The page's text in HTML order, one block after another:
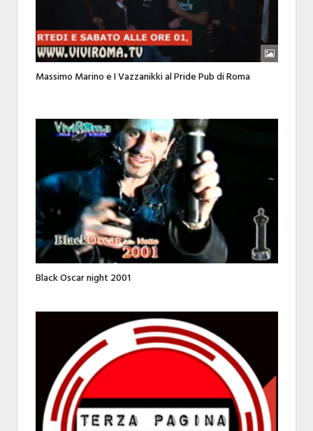
Massimo Marino e I Vazzanikki al Pride Pub di Roma
Black Oscar night 2001